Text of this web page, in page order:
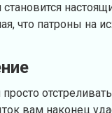
становится
что патроны на
просто
вам наконец